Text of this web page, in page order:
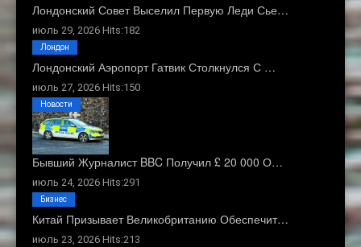
Лондонский Совет Выселил Первую Леди Сье…
июль 29, 2026 Hits:182
Лондонский Аэропорт Гатвик Столкнулся С …
июль 27, 2026 Hits:150
Лондон
Бывший Журналист BBC Получил £ 20 000 О…
июль 24, 2026 Hits:291
Новости
Китай Призывает Великобританию Обеспечит…
июль 23, 2026 Hits:213
Бизнес